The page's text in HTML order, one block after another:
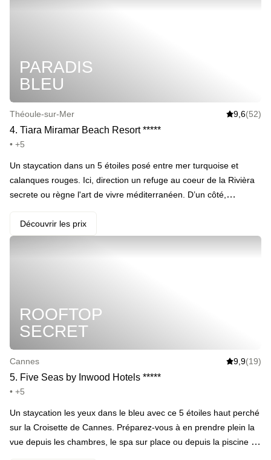
PARADIS
BLEU
Théoule-sur-Mer 9,6(52)
4. Tiara Miramar Beach Resort *****
• +5
Un staycation dans un 5 étoiles posé entre mer turquoise et
calanques rouges. Ici, direction un refuge au coeur de la Rivièra
secrete ou règne l'art de vivre méditerranéen. D’un côté,
estivale) face à la Méditerranée, beach club et séances de
paddle pour s’aventurer sur les flots. De l’autre, Le Pavillon
spa sur deux étages et d’une plage privée, cachée sous les
roches rouges. · ️ Le highlight : Deux hôtels en un, reliés par
navettes privées pour profiter pleinement des calanques rouges
Découvrir les prix
ROOFTOP
SECRET
Cannes 9,9(19)
5. Five Seas by Inwood Hotels *****
• +5
Un staycation les yeux dans le bleu avec ce 5 étoiles haut perché
sur la Croisette de Cannes. Préparez-vous à en prendre plein la
vue depuis les chambres, le spa sur place ou depuis la piscine à